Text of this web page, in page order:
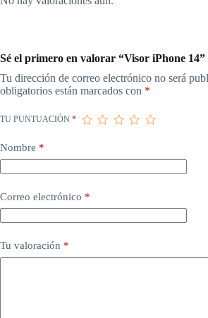
Sé el primero en valorar “Visor iPhone 14”
Tu dirección de correo electrónico no será
obligatorios están marcados con *
TU PUNTUACIÓN *
Nombre *
Correo electrónico *
Tu valoración *